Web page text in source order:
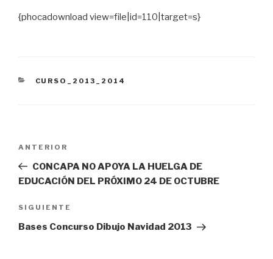
{phocadownload view=file|id=110|target=s}
CATEGORÍAS
CURSO_2013_2014
entradas
Entrada
anterior:
ANTERIOR
CONCAPA NO APOYA LA HUELGA DE
EDUCACIÓN DEL PRÓXIMO 24 DE OCTUBRE
Siguiente
entrada
SIGUIENTE
Bases Concurso Dibujo Navidad 2013